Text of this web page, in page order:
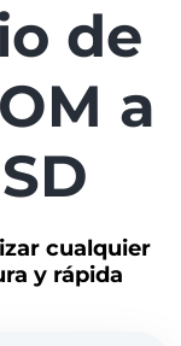
de
a
cualquier
y rápida